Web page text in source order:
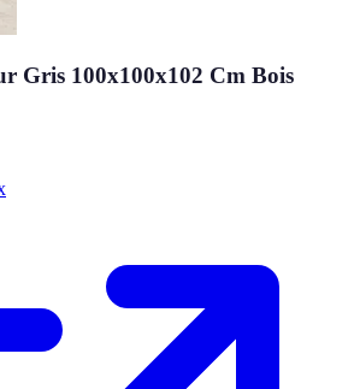
Gris 100x100x102 Cm Bois